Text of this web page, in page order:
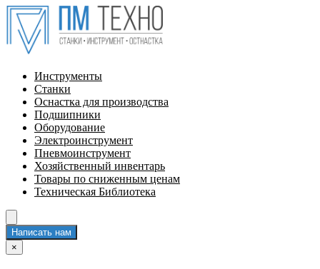
Инструменты
Станки
Оснастка для производства
Подшипники
Оборудование
Электроинструмент
Пневмоинструмент
Хозяйственный инвентарь
Товары по сниженным ценам
Техническая Библиотека
Написать нам
×